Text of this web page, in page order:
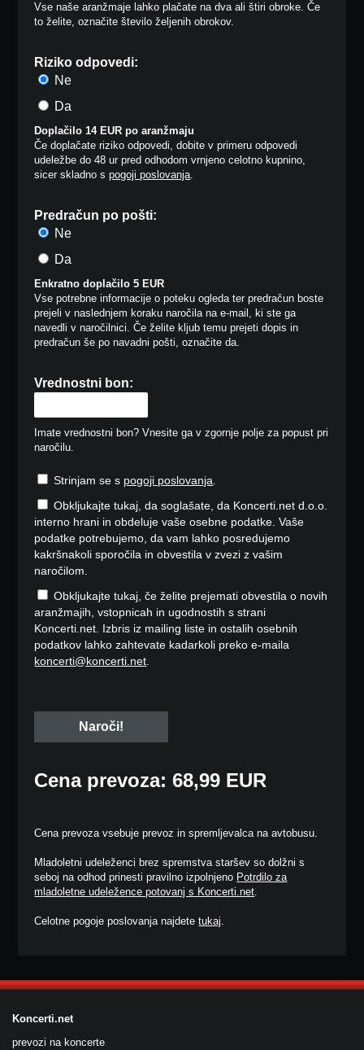
Vse naše aranžmaje lahko plačate na dva ali štiri obroke. Če
to želite, označite število željenih obrokov.
Riziko odpovedi:
Ne
Da
Doplačilo 14 EUR po aranžmaju
Če doplačate riziko odpovedi, dobite v primeru odpovedi
udeležbe do 48 ur pred odhodom vrnjeno celotno kupnino,
sicer skladno spogoji poslovanja.
Predračun po pošti:
Ne
Da
Enkratno doplačilo 5 EUR
Vse potrebne informacije o poteku ogleda ter predračun boste
prejeli v naslednjem koraku naročila na e-mail, ki ste ga
navedli v naročilnici. Če želite kljub temu prejeti dopis in
predračun še po navadni pošti, označite da.
Vrednostni bon:
Imate vrednostni bon? Vnesite ga v zgornje polje za popust pri
naročilu.
Strinjam se s pogoji poslovanja.
Obkljukajte tukaj, da soglašate, da Koncerti.net d.o.o.
interno hrani in obdeluje vaše osebne podatke. Vaše
podatke potrebujemo, da vam lahko posredujemo
kakršnakoli sporočila in obvestila v zvezi z vašim
naročilom.
Obkljukajte tukaj, če želite prejemati obvestila o novih
aranžmajih, vstopnicah in ugodnostih s strani
Koncerti.net. Izbris iz mailing liste in ostalih osebnih
podatkov lahko zahtevate kadarkoli preko e-maila
koncerti@koncerti.net.
Cena prevoza: 68,99 EUR
Cena prevoza vsebuje prevoz in spremljevalca na avtobusu.
Mladoletni udeleženci brez spremstva staršev so dolžni s
seboj na odhod prinesti pravilno izpolnjeno Potrdilo za
mladoletne udeležence potovanj s Koncerti.net.
Celotne pogoje poslovanja najdetetukaj.
Koncerti.net
prevozi na koncerte